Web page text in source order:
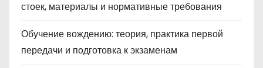
стоек, материалы и нормативные требования
Обучение вождению: теория, практика первой
передачи и подготовка к экзаменам